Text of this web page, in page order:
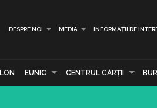
DESPRE NOI MEDIA INFORMAȚII DE
EUNIC CENTRUL CĂRŢII